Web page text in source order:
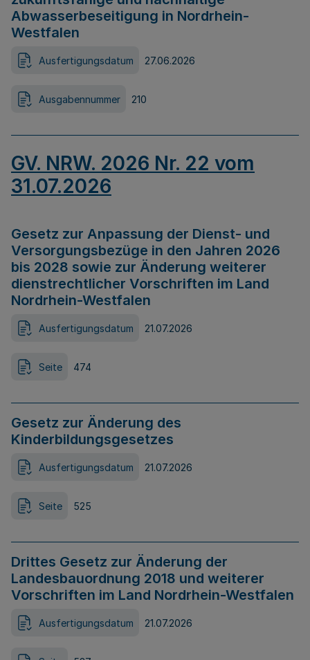
Abwasserbeseitigung in Nordrhein-
Westfalen
Ausfertigungsdatum 27.06.2026
Ausgabennummer 210
GV. NRW. 2026 Nr. 22 vom
31.07.2026
Gesetz zur Anpassung der Dienst- und
Versorgungsbezüge in den Jahren 2026
bis 2028 sowie zur Änderung weiterer
dienstrechtlicher Vorschriften im Land
Nordrhein-Westfalen
Ausfertigungsdatum 21.07.2026
Seite 474
Gesetz zur Änderung des
Kinderbildungsgesetzes
Ausfertigungsdatum 21.07.2026
Seite 525
Drittes Gesetz zur Änderung der
Landesbauordnung 2018 und weiterer
Vorschriften im Land Nordrhein-Westfalen
Ausfertigungsdatum 21.07.2026